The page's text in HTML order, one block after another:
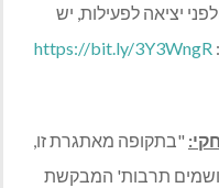
יציאה לפעילות, יש
https://bit.ly/3Y3WngR
"בתקופה מאתגרת זו,
תרבות' המבקשת